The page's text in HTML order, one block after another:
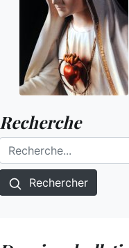
Recherche
Rechercher